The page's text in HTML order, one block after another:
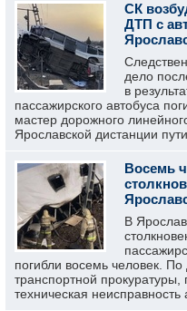
СК
ДТП с
дело
в
пассажирского автобуса
мастер дорожного
Ярославской дистанции пути.
Восемь
В
погибли восемь человек.
транспортной прокуратуры,
техническая неисправность